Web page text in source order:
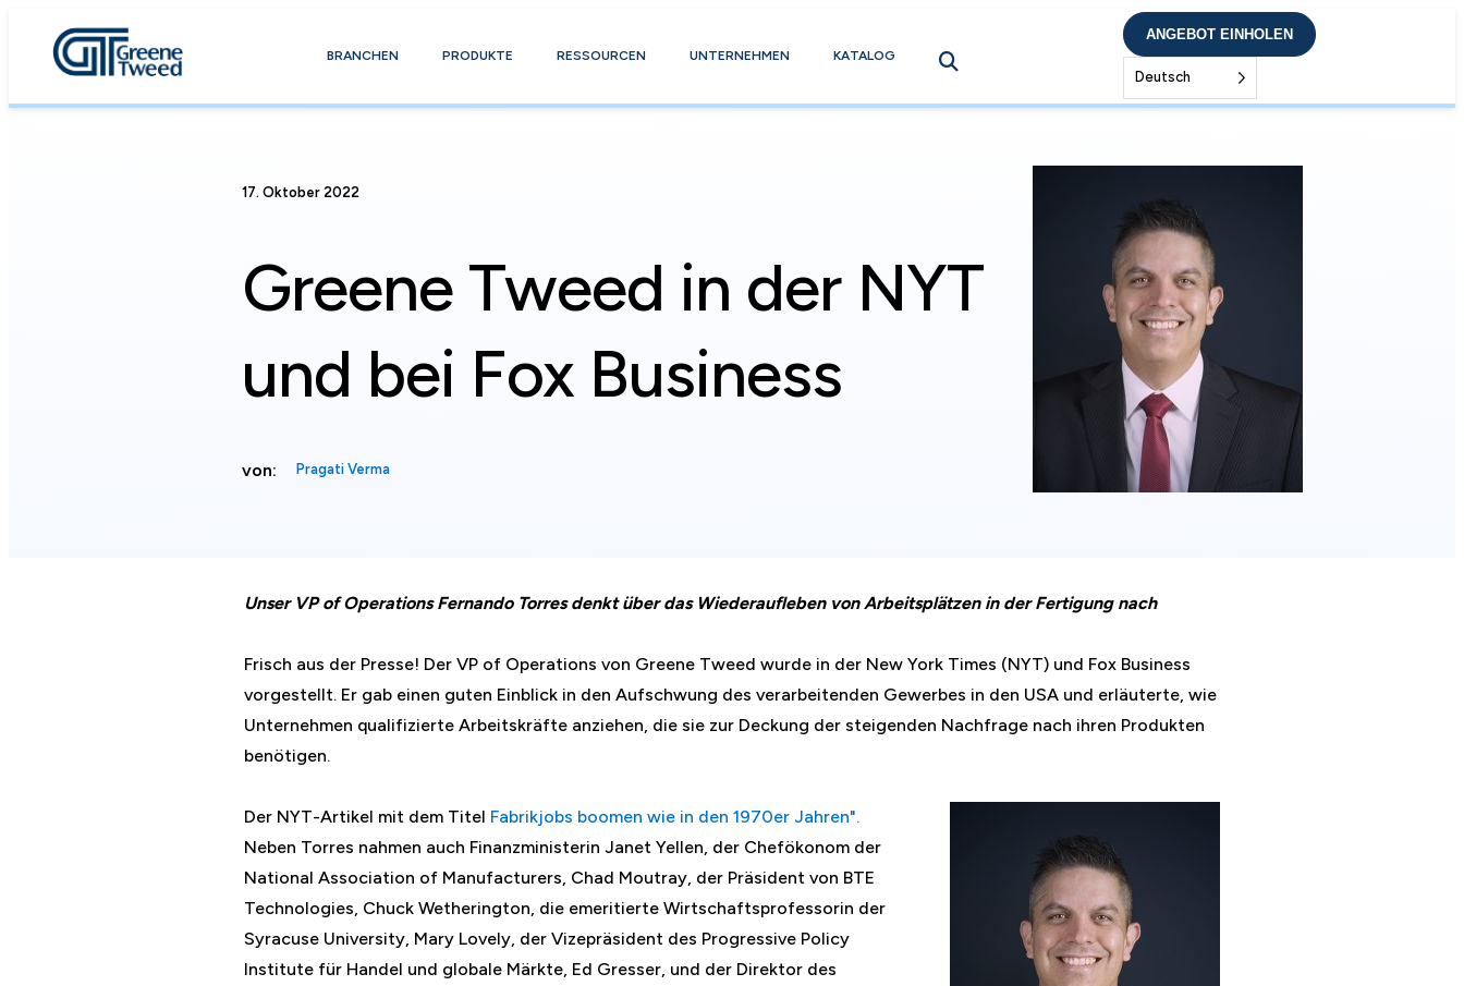
BRANCHEN PRODUKTE RESSOURCEN UNTERNEHMEN KATALOG
ANGEBOT EINHOLEN
Deutsch
17. Oktober 2022
Greene Tweed in der NYT
und bei Fox Business
von: Pragati Verma
Unser VP of Operations Fernando Torres denkt über das Wiederaufleben von Arbeitsplätzen in der Fertigung nach
Frisch aus der Presse! Der VP of Operations von Greene Tweed wurde in der New York Times (NYT) und Fox Business
vorgestellt. Er gab einen guten Einblick in den Aufschwung des verarbeitenden Gewerbes in den USA und erläuterte, wie
Unternehmen qualifizierte Arbeitskräfte anziehen, die sie zur Deckung der steigenden Nachfrage nach ihren Produkten
benötigen.
Der NYT-Artikel mit dem Titel Fabrikjobs boomen wie in den 1970er Jahren".
Neben Torres nahmen auch Finanzministerin Janet Yellen, der Chefökonom der
National Association of Manufacturers, Chad Moutray, der Präsident von BTE
Technologies, Chuck Wetherington, die emeritierte Wirtschaftsprofessorin der
Syracuse University, Mary Lovely, der Vizepräsident des Progressive Policy
Institute für Handel und globale Märkte, Ed Gresser, und der Direktor des